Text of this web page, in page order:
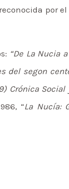
por
“De La Nucia
del segon
Crónica
“La Nucía: